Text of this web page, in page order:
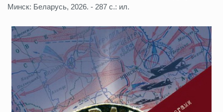
Минск: Беларусь, 2026. - 287 с.: ил.